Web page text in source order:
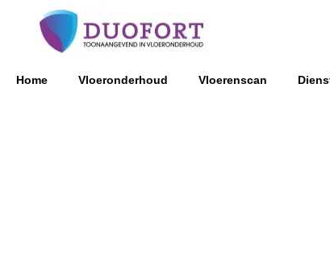
Home Vloeronderhoud Vloerenscan